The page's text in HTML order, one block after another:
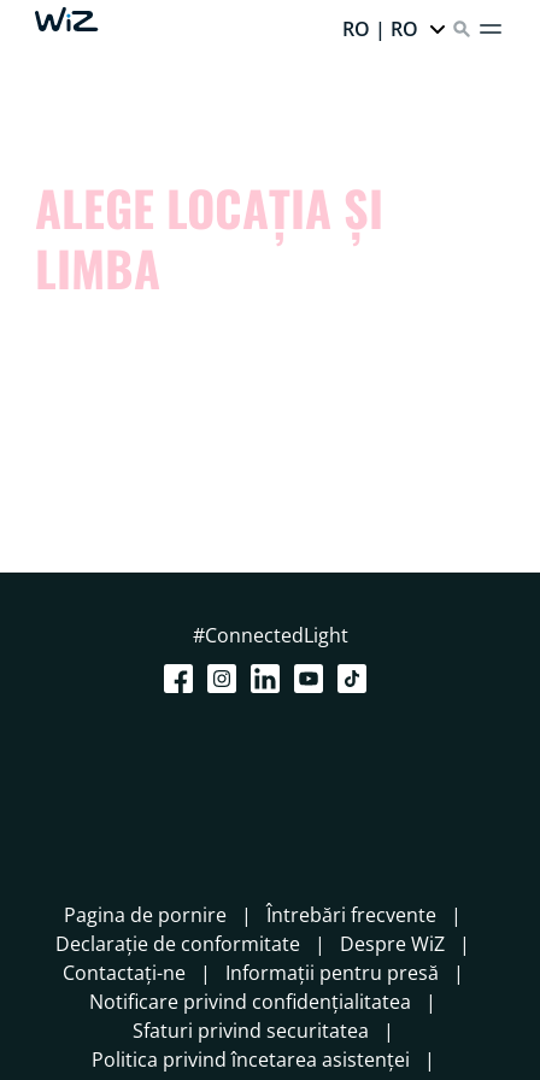
RO | RO
ALEGE LOCAȚIA ȘI
LIMBA
#ConnectedLight
Pagina de pornire
Întrebări frecvente
Declarație de conformitate
Despre WiZ
Contactați-ne
Informații pentru presă
Notificare privind confidențialitatea
Sfaturi privind securitatea
Politica privind încetarea asistenței